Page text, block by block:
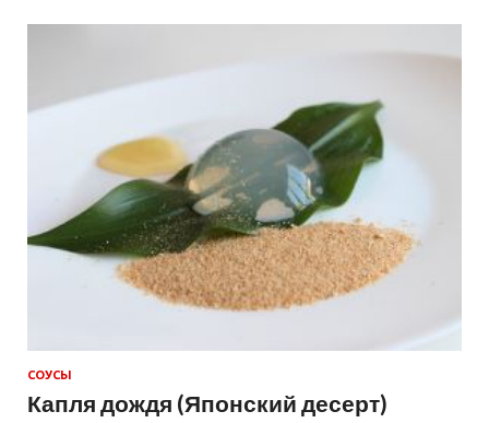
СОУСЫ
Капля дождя (Японский десерт)